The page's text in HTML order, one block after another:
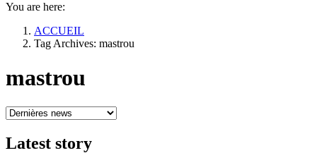
You are here:
ACCUEIL
Tag Archives: mastrou
mastrou
Latest story